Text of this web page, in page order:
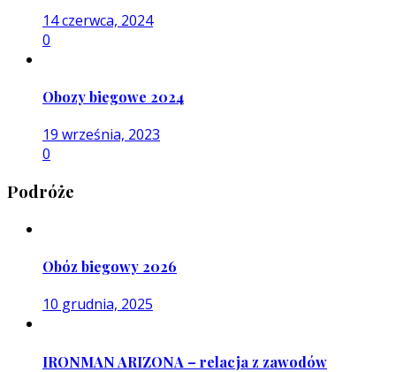
14 czerwca, 2024
0
Obozy biegowe 2024
19 września, 2023
0
Podróże
Obóz biegowy 2026
10 grudnia, 2025
IRONMAN ARIZONA – relacja z zawodów